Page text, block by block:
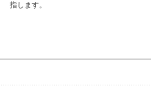
指します。